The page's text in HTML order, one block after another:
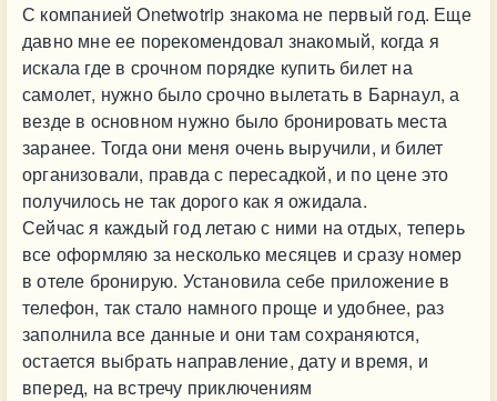
С компанией Onetwotrip знакома не первый год. Еще
давно мне ее порекомендовал знакомый, когда я
искала где в срочном порядке купить билет на
самолет, нужно было срочно вылетать в Барнаул, а
везде в основном нужно было бронировать места
заранее. Тогда они меня очень выручили, и билет
организовали, правда с пересадкой, и по цене это
получилось не так дорого как я ожидала.
Сейчас я каждый год летаю с ними на отдых, теперь
все оформляю за несколько месяцев и сразу номер
в отеле бронирую. Установила себе приложение в
телефон, так стало намного проще и удобнее, раз
заполнила все данные и они там сохраняются,
остается выбрать направление, дату и время, и
вперед, на встречу приключениям